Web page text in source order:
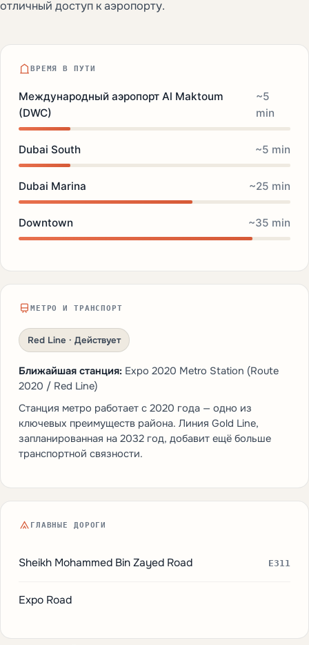
отличный доступ к аэропорту.
ВРЕМЯ В ПУТИ
Международный аэропорт Al Maktoum
(DWC)
~5
min
Dubai South ~5 min
Dubai Marina ~25 min
Downtown ~35 min
МЕТРО И ТРАНСПОРТ
Red Line · Действует
Ближайшая станция: Expo 2020 Metro Station (Route
2020 / Red Line)
Станция метро работает с 2020 года — одно из
ключевых преимуществ района. Линия Gold Line,
запланированная на 2032 год, добавит ещё больше
транспортной связности.
ГЛАВНЫЕ ДОРОГИ
Sheikh Mohammed Bin Zayed Road E311
Expo Road